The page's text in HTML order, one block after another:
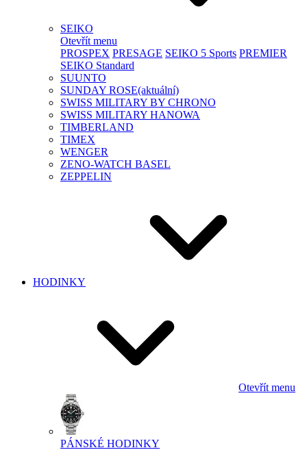
SEIKO
Otevřít menu
PROSPEX PRESAGE SEIKO 5 Sports PREMIER
SEIKO Standard
SUUNTO
SUNDAY ROSE(aktuální)
SWISS MILITARY BY CHRONO
SWISS MILITARY HANOWA
TIMBERLAND
TIMEX
WENGER
ZENO-WATCH BASEL
ZEPPELIN
HODINKY
Otevřít menu
PÁNSKÉ HODINKY